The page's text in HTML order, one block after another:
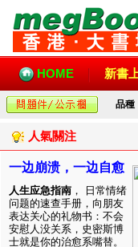
HOME 新書
品種
人氣關注
一边崩溃，一边自愈
人生应急指南 ， 日常情绪
问题的速查手册，向朋友
表达关心的礼物书：不会
安慰人没关系，史密斯博
士就是你的治愈系嘴替。